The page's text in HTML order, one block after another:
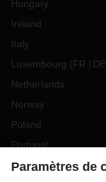
Hungary
Ireland
Italy
Luxembourg (FR DE
Netherlands
Norway
Poland
Portugal
Romania